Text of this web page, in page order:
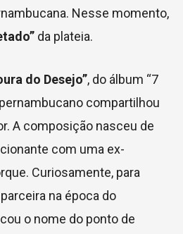
Nesse momento,
da plateia.
do Desejo”, do álbum “7
compartilhou
A composição nasceu de
com uma ex-
Curiosamente, para
na época do
o nome do ponto de